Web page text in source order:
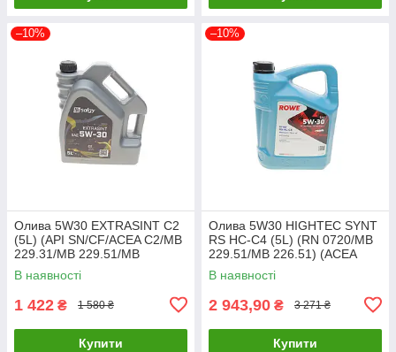
–10%
Олива 5W30 EXTRASINT C2
(5L) (API SN/CF/ACEA C2/MB
229.31/MB 229.51/MB
229.52/MB 226.5/BMW LL-04)
504020 UA61
В наявності
1 422 ₴ 1 580 ₴
Купити
–10%
Олива 5W30 HIGHTEC SYNT
RS HC-C4 (5L) (RN 0720/MB
229.51/MB 226.51) (ACEA
C3,C4) ROWE 20121-0050-99
UA61
В наявності
2 943,90 ₴ 3 271 ₴
Купити